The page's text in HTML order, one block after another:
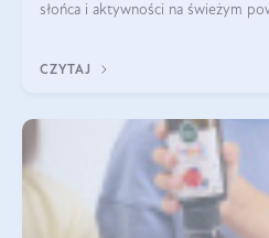
słońca i aktywności na świeżym
suplementować jesienią i zimą?
CZYTAJ